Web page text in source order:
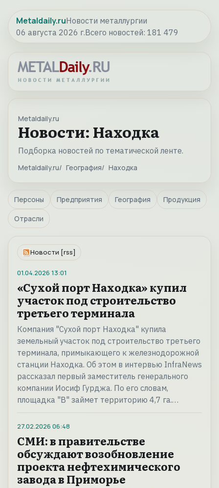
Metaldaily.ruНовости металлургии
06 августа 2026 г.Всего новостей: 181 479
Metaldaily.ru
Новости: Находка
Подборка новостей по тематической ленте.
Metaldaily.ru География Находка
Персоны Предприятия География Продукция
Отрасли
Новости [rss]
01.04.2026 13:01
«Сухой порт Находка» купил
участок под строительство
третьего терминала
Компания "Сухой порт Находка" купила
земельный участок под строительство третьего
терминала, примыкающего к железнодорожной
станции Находка. Об этом в интервью InfraNews
рассказал первый заместитель генерального
компании Иосиф Гурджа. По его словам,
площадка "В" займет территорию 4,7 га.…
27.02.2026 06:48
СМИ: в правительстве
обсуждают возобновление
проекта нефтехимического
завода в Приморье